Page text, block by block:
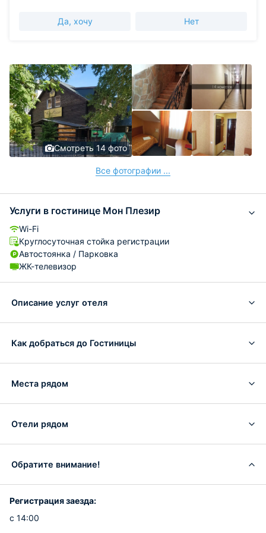
Да, хочу Нет
Смотреть 14 фото
Все фотографии ...
Услуги в гостинице Мон Плезир
Wi-Fi
Круглосуточная стойка регистрации
Автостоянка / Парковка
ЖК-телевизор
Описание услуг отеля
Как добраться до Гостиницы
Места рядом
Отели рядом
Обратите внимание!
Регистрация заезда:
с 14:00